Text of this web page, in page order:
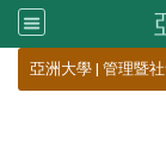
亞洲大學 | 管理暨